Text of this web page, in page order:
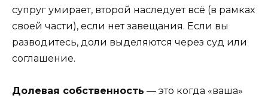
супруг умирает, второй наследует всё (в рамках
своей части), если нет завещания. Если вы
разводитесь, доли выделяются через суд или
соглашение.
Долевая собственность — это когда «ваша»